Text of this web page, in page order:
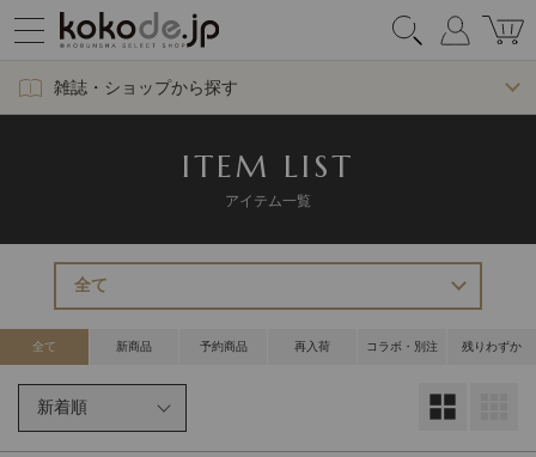
雑誌・ショップから探す
ITEM LIST
アイテム一覧
全て 新商品 予約商品 再入荷 コラボ・別注 残りわずか